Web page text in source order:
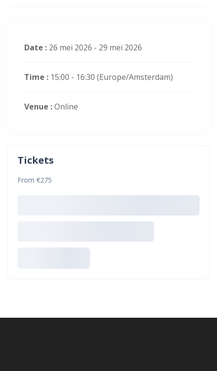
Date : 26 mei 2026 - 29 mei 2026
Time : 15:00 - 16:30 (Europe/Amsterdam)
Venue :Online
Tickets
From €275